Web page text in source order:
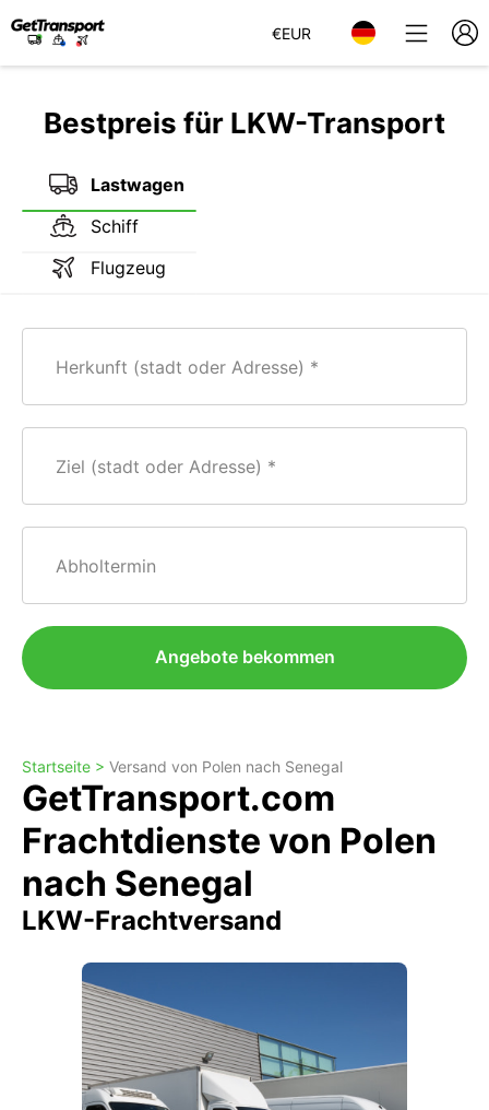
€EUR
Bestpreis für LKW-Transport
Lastwagen
Schiff
Flugzeug
Herkunft (stadt oder Adresse)
Ziel (stadt oder Adresse)
Abholtermin
Angebote bekommen
Startseite > Versand von Polen nach Senegal
GetTransport.com
Frachtdienste von Polen
nach Senegal
LKW-Frachtversand